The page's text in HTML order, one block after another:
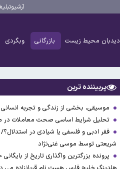
آرشیو
دیدبان محیط زیست بازرگانی وبگردی
پربیننده ترین
موسیقی، بخشی از زندگی و تجربه انسانی
تحلیل شرایط اساسی صحت معاملات در ماده ۱۹۰ قانون
فقر ادبی و فلسفی یا شیادی در
شریعتی توسط موسی غنی‌نژاد
پرونده بزرگترین واگذاری تاریخ از